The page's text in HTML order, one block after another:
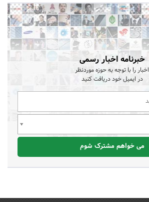
خبرنامه اخبار رسمی
اخبار را با توجه به حوزه موردنظر
در ایمیل خود دریافت کنید
می خواهم مشترک شوم